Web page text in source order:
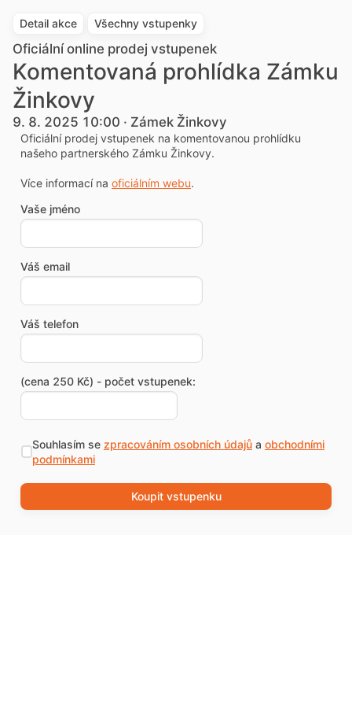
Detail akce Všechny vstupenky
Oficiální online prodej vstupenek
Komentovaná prohlídka Zámku
Žinkovy
9. 8. 2025 10:00 · Zámek Žinkovy
Oficiální prodej vstupenek na komentovanou prohlídku
našeho partnerského Zámku Žinkovy.
Více informací na oficiálním webu.
Vaše jméno
Váš email
Váš telefon
(cena 250 Kč) - počet vstupenek:
Souhlasím se zpracováním osobních údajůa obchodními
podmínkami
Koupit vstupenku